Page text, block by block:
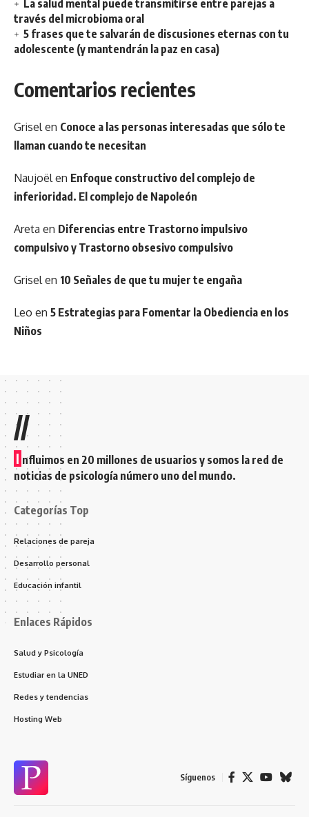
La salud mental puede transmitirse entre parejas a
través del microbioma oral
5 frases que te salvarán de discusiones eternas con tu
adolescente (y mantendrán la paz en casa)
Comentarios recientes
Grisel en Conoce a las personas interesadas que sólo te
llaman cuando te necesitan
Naujoël en Enfoque constructivo del complejo de
inferioridad. El complejo de Napoleón
Areta en Diferencias entre Trastorno impulsivo
compulsivo y Trastorno obsesivo compulsivo
Grisel en 10 Señales de que tu mujer te engaña
Leo en 5 Estrategias para Fomentar la Obediencia en los
Niños
//
I nfluimos en 20 millones de usuarios y somos la red de
noticias de psicología número uno del mundo.
Categorías Top
Relaciones de pareja
Desarrollo personal
Educación infantil
Enlaces Rápidos
Salud y Psicología
Estudiar en la UNED
Redes y tendencias
Hosting Web
Síguenos